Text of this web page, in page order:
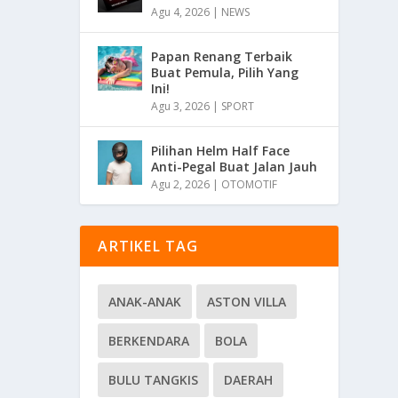
Agu 4, 2026 | NEWS
Papan Renang Terbaik
Buat Pemula, Pilih Yang
Ini!
Agu 3, 2026 | SPORT
Pilihan Helm Half Face
Anti-Pegal Buat Jalan Jauh
Agu 2, 2026 | OTOMOTIF
ARTIKEL TAG
ANAK-ANAK ASTON VILLA
BERKENDARA BOLA
BULU TANGKIS DAERAH